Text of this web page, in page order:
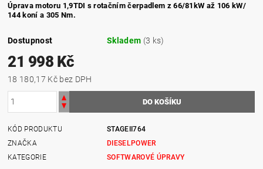
Úprava motoru 1,9TDI s rotačním čerpadlem z 66/81kW až 106 kW/
144 koní a 305 Nm.
Dostupnost Skladem (3 ks)
21 998 Kč
18 180,17 Kč bez DPH
KÓD PRODUKTU
STAGEII764
ZNAČKA
DIESELPOWER
KATEGORIE
SOFTWAROVÉ ÚPRAVY